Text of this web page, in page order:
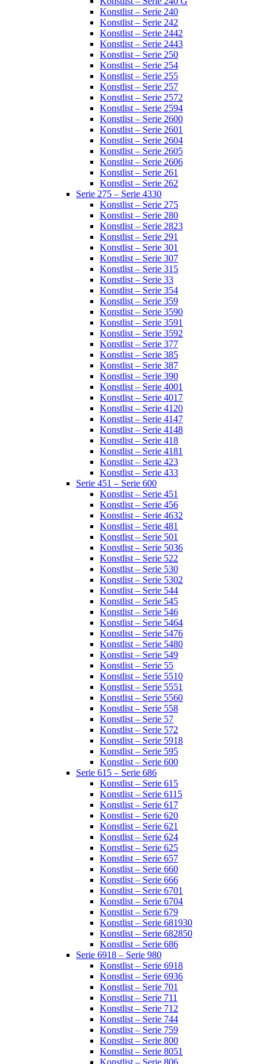
Konstlist – Serie 240
Konstlist – Serie 242
Konstlist – Serie 2442
Konstlist – Serie 2443
Konstlist – Serie 250
Konstlist – Serie 254
Konstlist – Serie 255
Konstlist – Serie 257
Konstlist – Serie 2572
Konstlist – Serie 2594
Konstlist – Serie 2600
Konstlist – Serie 2601
Konstlist – Serie 2604
Konstlist – Serie 2605
Konstlist – Serie 2606
Konstlist – Serie 261
Konstlist – Serie 262
Serie 275 – Serie 4330
Konstlist – Serie 275
Konstlist – Serie 280
Konstlist – Serie 2823
Konstlist – Serie 291
Konstlist – Serie 301
Konstlist – Serie 307
Konstlist – Serie 315
Konstlist – Serie 33
Konstlist – Serie 354
Konstlist – Serie 359
Konstlist – Serie 3590
Konstlist – Serie 3591
Konstlist – Serie 3592
Konstlist – Serie 377
Konstlist – Serie 385
Konstlist – Serie 387
Konstlist – Serie 390
Konstlist – Serie 4001
Konstlist – Serie 4017
Konstlist – Serie 4120
Konstlist – Serie 4147
Konstlist – Serie 4148
Konstlist – Serie 418
Konstlist – Serie 4181
Konstlist – Serie 423
Konstlist – Serie 433
Serie 451 – Serie 600
Konstlist – Serie 451
Konstlist – Serie 456
Konstlist – Serie 4632
Konstlist – Serie 481
Konstlist – Serie 501
Konstlist – Serie 5036
Konstlist – Serie 522
Konstlist – Serie 530
Konstlist – Serie 5302
Konstlist – Serie 544
Konstlist – Serie 545
Konstlist – Serie 546
Konstlist – Serie 5464
Konstlist – Serie 5476
Konstlist – Serie 5480
Konstlist – Serie 549
Konstlist – Serie 55
Konstlist – Serie 5510
Konstlist – Serie 5551
Konstlist – Serie 5560
Konstlist – Serie 558
Konstlist – Serie 57
Konstlist – Serie 572
Konstlist – Serie 5918
Konstlist – Serie 595
Konstlist – Serie 600
Serie 615 – Serie 686
Konstlist – Serie 615
Konstlist – Serie 6115
Konstlist – Serie 617
Konstlist – Serie 620
Konstlist – Serie 621
Konstlist – Serie 624
Konstlist – Serie 625
Konstlist – Serie 657
Konstlist – Serie 660
Konstlist – Serie 666
Konstlist – Serie 6701
Konstlist – Serie 6704
Konstlist – Serie 679
Konstlist – Serie 681930
Konstlist – Serie 682850
Konstlist – Serie 686
Serie 6918 – Serie 980
Konstlist – Serie 6918
Konstlist – Serie 6936
Konstlist – Serie 701
Konstlist – Serie 711
Konstlist – Serie 712
Konstlist – Serie 744
Konstlist – Serie 759
Konstlist – Serie 800
Konstlist – Serie 8051
Konstlist – Serie 806